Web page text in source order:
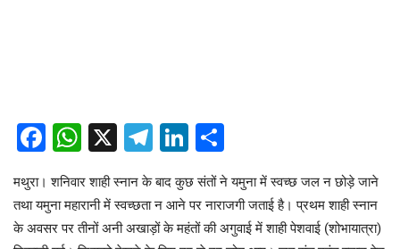
Facebook
WhatsApp
X Telegram
LinkedIn
मथुरा। शनिवार शाही स्नान के बाद कुछ संतों ने यमुना में स्वच्छ जल न छोड़े जाने
तथा यमुना महारानी में स्वच्छता न आने पर नाराजगी जताई है। प्रथम शाही स्नान
के अवसर पर तीनों अनी अखाड़ों के महंतों की अगुवाई में शाही पेशवाई (शोभायात्रा)